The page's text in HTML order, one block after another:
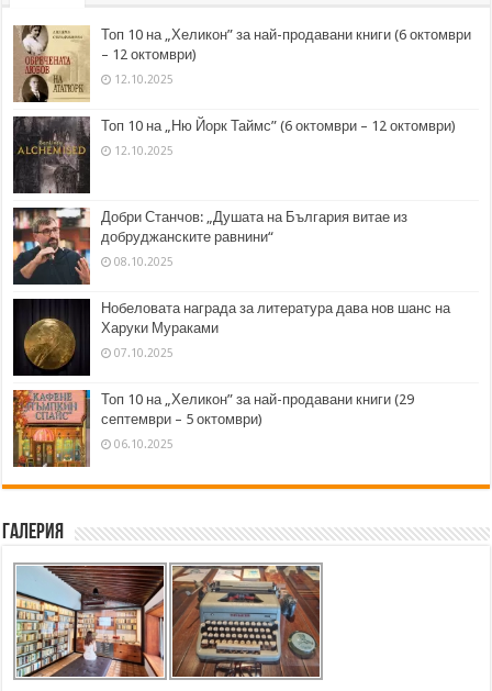
Топ 10 на „Хеликон” за най-продавани книги (6 октомври
– 12 октомври)
12.10.2025
Топ 10 на „Ню Йорк Таймс” (6 октомври – 12 октомври)
12.10.2025
Добри Станчов: „Душата на България витае из
добруджанските равнини“
08.10.2025
Нобеловата награда за литература дава нов шанс на
Харуки Мураками
07.10.2025
Топ 10 на „Хеликон” за най-продавани книги (29
септември – 5 октомври)
06.10.2025
Галерия